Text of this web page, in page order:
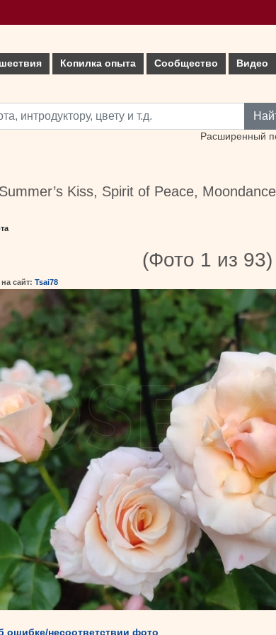
Копилка опыта Сообщество Видео
Расширенный
Kiss, Spirit of Peace,
(Фото 1 из 93)
сайт: Tsai78
ошибке/несоответствии фото